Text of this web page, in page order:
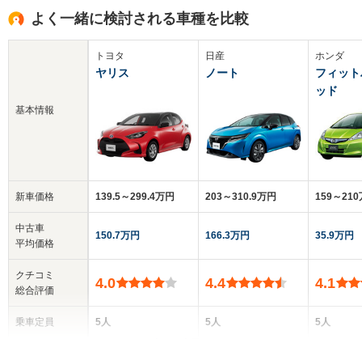
よく一緒に検討される車種を比較
基本情報
新車価格
中古車
平均価格
クチコミ
総合評価
乗車定員
トヨタ
ヤリス
139.5～299.4万円
150.7万円
4.0
5人
日産
ノート
203～310.9万円
166.3万円
4.4
5人
ホンダ
フィッ
ッド
159～210
35.9万円
4.1
5人